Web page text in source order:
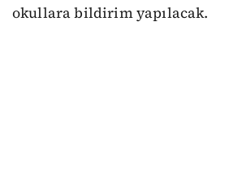
okullara bildirim yapılacak.